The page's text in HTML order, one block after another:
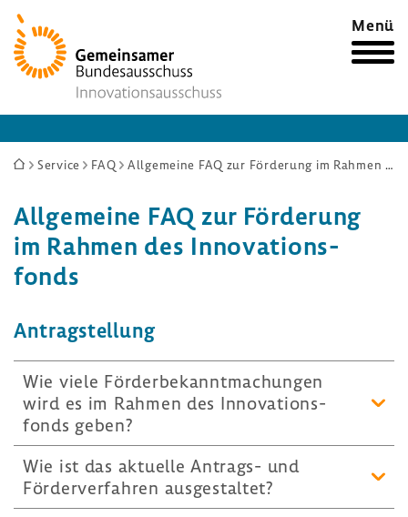
Zur
Startseite
Menü
Sie
hier:
Service FAQ Allgemeine FAQ zur Förderung im Rahmen des Innovationsfonds
Allge­meine FAQ zur Förde­rung
im Rahmen des Inno­va­ti­ons­
fonds
Antrag­stel­lung
Wie viele Förder­be­kannt­ma­chungen
wird es im Rahmen des Inno­va­ti­ons­
fonds geben?
Wie ist das aktu­elle Antrags-​ und
Förder­ver­fahren ausge­staltet?